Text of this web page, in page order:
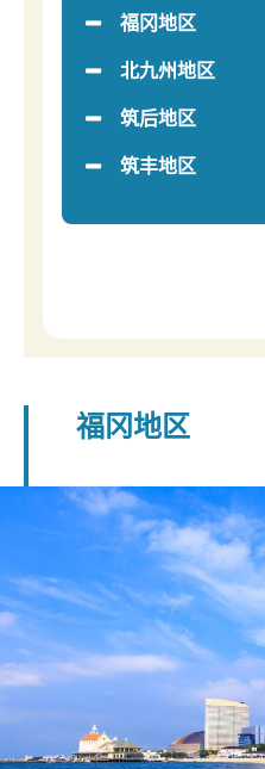
福冈地区
北九州地区
筑后地区
筑丰地区
福冈地区